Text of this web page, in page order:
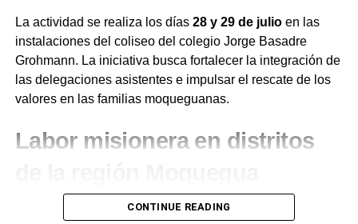
La actividad se realiza los días 28 y 29 de julioen las
instalaciones del coliseo del colegio Jorge Basadre
Grohmann. La iniciativa busca fortalecer la integración de
las delegaciones asistentes e impulsar el rescate de los
valores en las familias moqueguanas.
Labor misionera en distritos
Durante el desarrollo de la jornada, el presidente de la
CONTINUE READING